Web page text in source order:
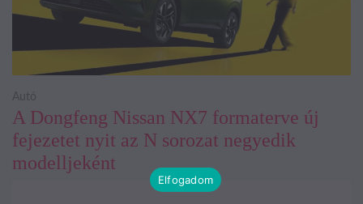
A Dongfeng Nissan NX7 formaterve új
fejezetet nyit az N sorozat negyedik
modelljeként
Autó
Elfogadom